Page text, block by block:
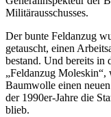
Militärausschusses.
Der bunte Feldanzug
getauscht, einen
bestand. Und bereits in
„Feldanzug Moleskin“,
Baumwolle einen
der 1990er-Jahre die
blieb.